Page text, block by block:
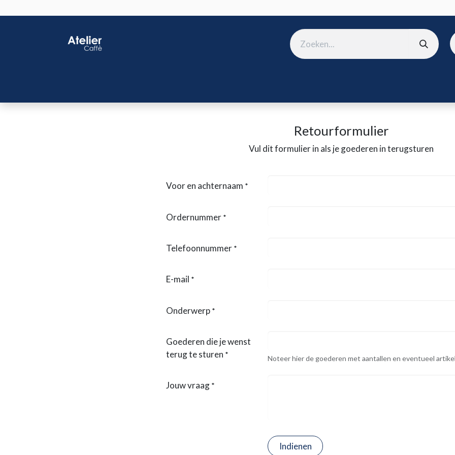
Retourformulier
Vul dit formulier in als je goederen in terugsturen
Voor en achternaam *
Ordernummer *
Telefoonnummer *
E-mail *
Onderwerp *
Goederen die je wenst
terug te sturen * Noteer hier de goederen met aantallen en eventueel
Jouw vraag *
Indienen